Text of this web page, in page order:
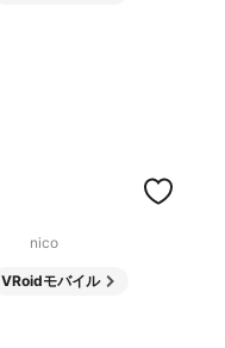
nico
VRoidモバイル